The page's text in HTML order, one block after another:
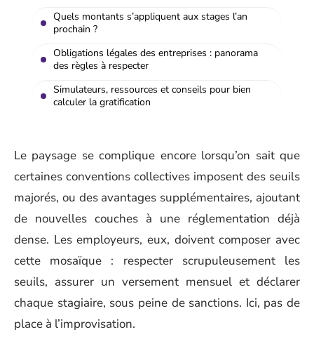
Quels montants s’appliquent aux stages l’an
prochain ?
Obligations légales des entreprises : panorama
des règles à respecter
Simulateurs, ressources et conseils pour bien
calculer la gratification
Le paysage se complique encore lorsqu’on sait que
certaines conventions collectives imposent des seuils
majorés, ou des avantages supplémentaires, ajoutant
de nouvelles couches à une réglementation déjà
dense. Les employeurs, eux, doivent composer avec
cette mosaïque : respecter scrupuleusement les
seuils, assurer un versement mensuel et déclarer
chaque stagiaire, sous peine de sanctions. Ici, pas de
place à l’improvisation.